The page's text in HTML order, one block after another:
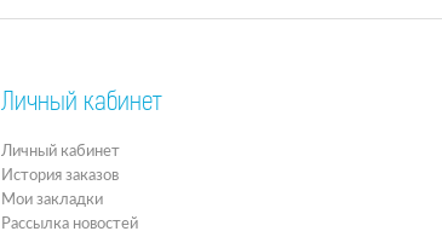
Личный кабинет
Личный кабинет
История заказов
Мои закладки
Рассылка новостей